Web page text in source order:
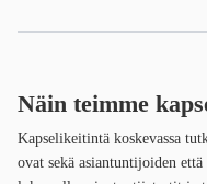
Näin teimme
Kapselikeitintä koskevassa
ovat sekä asiantuntijoiden